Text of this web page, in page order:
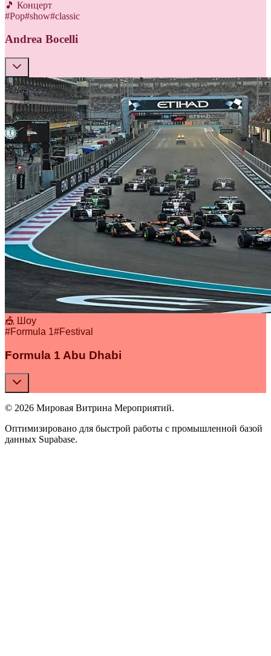
🎵 Концерт
#Pop#show#classic
Andrea Bocelli
🎪 Шоу
#Formula 1#Festival
Formula 1 Abu Dhabi
© 2026 Мировая Витрина Мероприятий.
Оптимизировано для быстрой работы с промышленной базой
данных Supabase.